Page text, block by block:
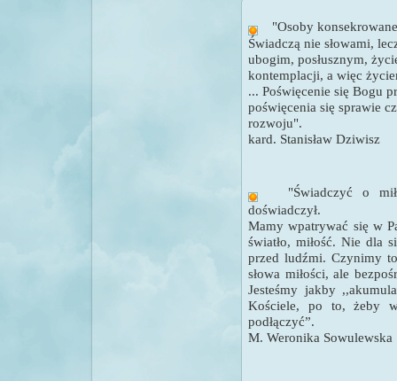
"Osoby
Świadczą nie słowami,
ubogim, posłusznym,
kontemplacji, a więc
... Poświęcenie się Bogu
poświęcenia się sprawie
rozwoju".
kard. Stanisław Dziwisz
"Świadczyć o
doświadczył.
Mamy wpatrywać się w
światło, miłość. Nie dla
przed ludźmi. Czynimy
słowa miłości, ale
Jesteśmy jakby
Kościele, po to, żeby
podłączyć”.
M. Weronika Sowulewska